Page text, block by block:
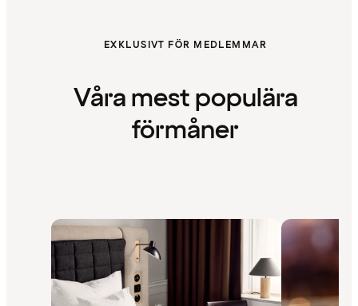
EXKLUSIVT FÖR MEDLEMMAR
Våra mest populära
förmåner